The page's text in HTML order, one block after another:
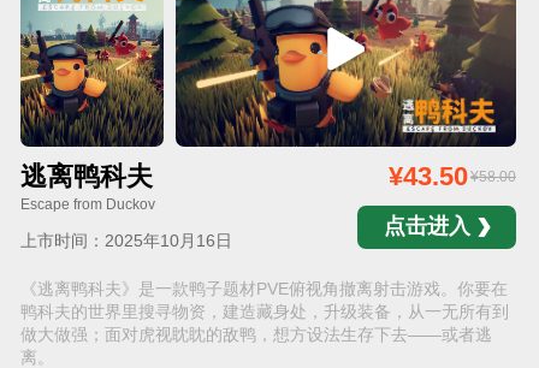
逃离鸭科夫
Escape from Duckov
上市时间：2025年10月16日
¥58.00
¥43.50
点击进入
《逃离鸭科夫》是一款鸭子题材PVE俯视角撤离射击游戏。你要在
鸭科夫的世界里搜寻物资，建造藏身处，升级装备，从一无所有到
做大做强；面对虎视眈眈的敌鸭，想方设法生存下去——或者逃
离。